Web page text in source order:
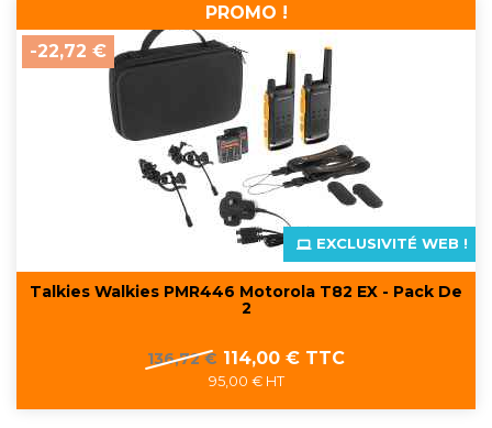
Talkies Walkies PMR446 Motorola T82 EX - Pack De
2
Prix
136,72 € Prix
114,00 € TTC
95,00 € HT
EXCLUSIVITÉ WEB !
PROMO !
-22,72 €